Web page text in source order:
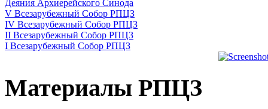
Деяния Архиерейского Синода
V Всезарубежный Собор РПЦЗ
IV Всезарубежный Собор РПЦЗ
II Всезарубежный Собор РПЦЗ
I Всезарубежный Собор РПЦЗ
Материалы РПЦЗ